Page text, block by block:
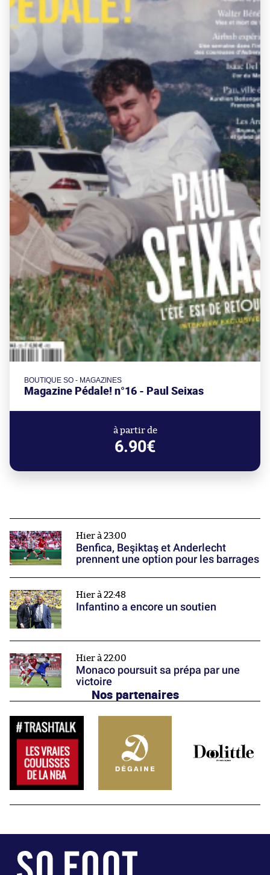
BOUTIQUE SO - MAGAZINES
Magazine Pédale! n°16 - Paul Seixas
à partir de
6.90€
Hier à 23:00
Benfica, Beşiktaş et Anderlecht
prennent une option pour les barrages
Hier à 22:48
Infantino a encore un soutien
Hier à 22:00
Monaco poursuit sa prépa par une
victoire
Nos partenaires